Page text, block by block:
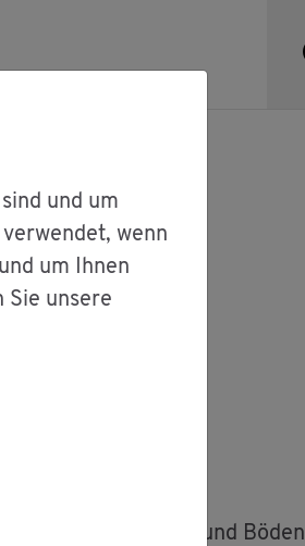
und um
wenn
um Ihnen
Sie unsere
von Luft, Was­ser und Böden